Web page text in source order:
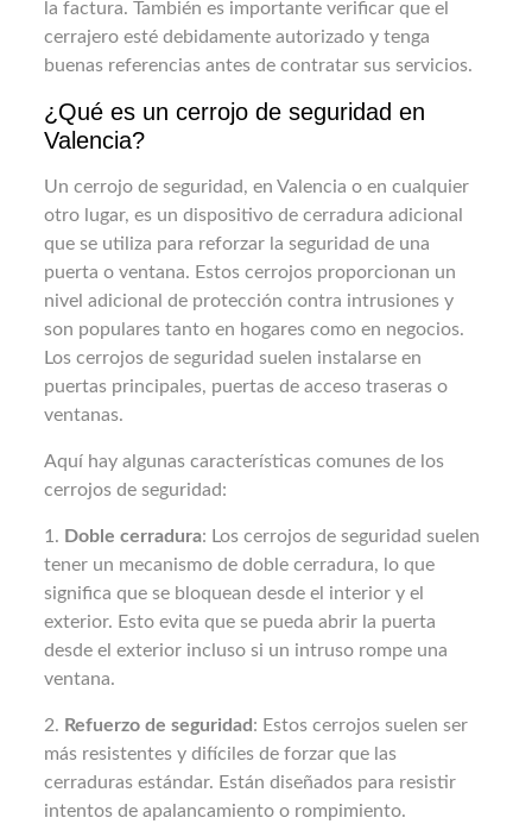
la factura. También es importante verificar que el
cerrajero esté debidamente autorizado y tenga
buenas referencias antes de contratar sus servicios.
¿Qué es un cerrojo de seguridad en
Valencia?
Un cerrojo de seguridad, en Valencia o en cualquier
otro lugar, es un dispositivo de cerradura adicional
que se utiliza para reforzar la seguridad de una
puerta o ventana. Estos cerrojos proporcionan un
nivel adicional de protección contra intrusiones y
son populares tanto en hogares como en negocios.
Los cerrojos de seguridad suelen instalarse en
puertas principales, puertas de acceso traseras o
ventanas.
Aquí hay algunas características comunes de los
cerrojos de seguridad:
1. Doble cerradura: Los cerrojos de seguridad suelen
tener un mecanismo de doble cerradura, lo que
significa que se bloquean desde el interior y el
exterior. Esto evita que se pueda abrir la puerta
desde el exterior incluso si un intruso rompe una
ventana.
2. Refuerzo de seguridad : Estos cerrojos suelen ser
más resistentes y difíciles de forzar que las
cerraduras estándar. Están diseñados para resistir
intentos de apalancamiento o rompimiento.